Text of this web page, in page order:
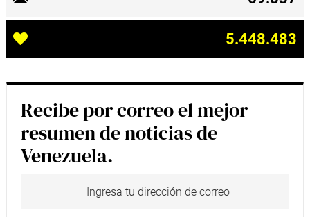
5.448.483
Recibe por correo el mejor
resumen de noticias de
Venezuela.